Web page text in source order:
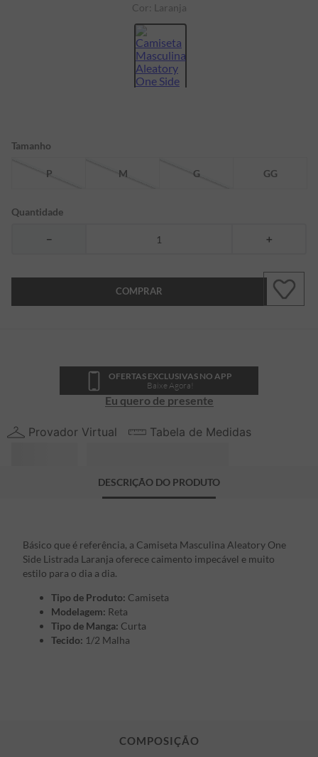
Cor:
Laranja
Tamanho
P M G GG
Quantidade
＋
－
COMPRAR
OFERTAS EXCLUSIVAS NO APP
Baixe Agora!
Eu quero de presente
Provador Virtual Tabela de Medidas
DESCRIÇÃO DO PRODUTO
Básico que é referência, a Camiseta Masculina Aleatory One
Side Listrada Laranja oferece caimento impecável e muito
estilo para o dia a dia.
Tipo de Produto: Camiseta
Modelagem: Reta
Tipo de Manga: Curta
Tecido: 1/2 Malha
9º
10º